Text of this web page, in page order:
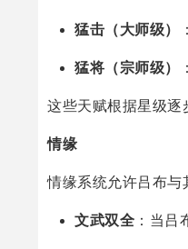
猛击（大师级）
猛将（宗师级）
这些天赋根据星级逐
情缘
情缘系统允许吕布与
文武双全 ：当